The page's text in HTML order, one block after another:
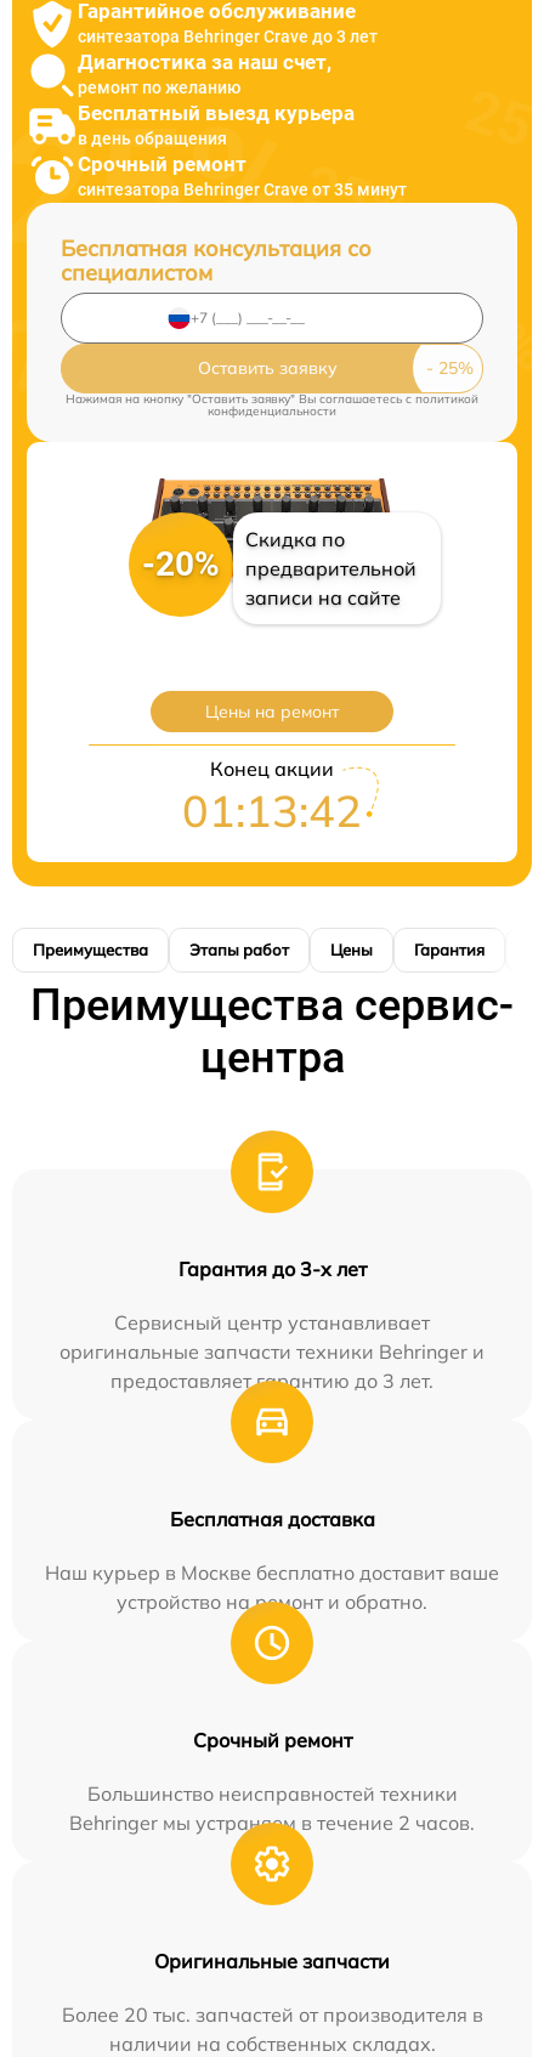
Гарантийное обслуживание
синтезатора Behringer Crave до 3 лет
Диагностика за наш счет,
ремонт по желанию
Бесплатный выезд курьера
в день обращения
Срочный ремонт
синтезатора Behringer Crave от 35 минут
Бесплатная консультация со
специалистом
Оставить заявку
Нажимая на кнопку "Оставить заявку" Вы соглашаетесь cполитикой
конфиденциальности
-20%
Скидка по
предварительной
записи на сайте
Цены на ремонт
Конец акции
01:13:41
Преимущества Этапы работ Цены Гарантия
Преимущества сервис-
центра
Гарантия до 3-х лет
Сервисный центр устанавливает
оригинальные запчасти техники Behringer и
предоставляет гарантию до 3 лет.
Бесплатная доставка
Наш курьер в Москве бесплатно доставит ваше
устройство на ремонт и обратно.
Срочный ремонт
Большинство неисправностей техники
Behringer мы устраняем в течение 2 часов.
Оригинальные запчасти
Более 20 тыс. запчастей от производителя в
наличии на собственных складах.